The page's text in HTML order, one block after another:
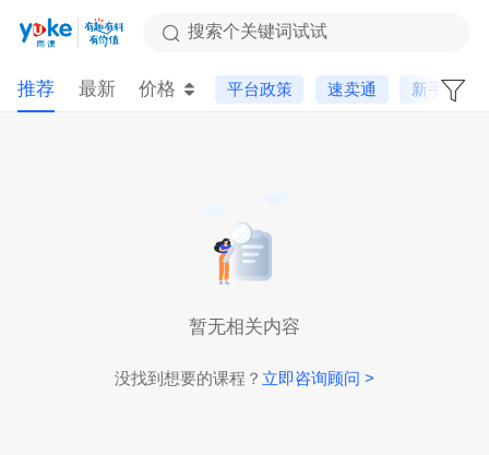
搜索个关键词试试
推荐 最新 价格 平台政策 速卖通 新手课
暂无相关内容
没找到想要的课程？ 立即咨询顾问 >